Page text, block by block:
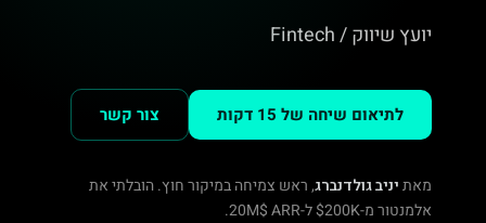
יועץ שיווק / Fintech
לתיאום שיחה של 15 דקות צור קשר
מאתיניב גולדנברג, ראש צמיחה במיקור חוץ. הובלתי את
אלמנטור מ-200K$ ל-20M$ ARR.